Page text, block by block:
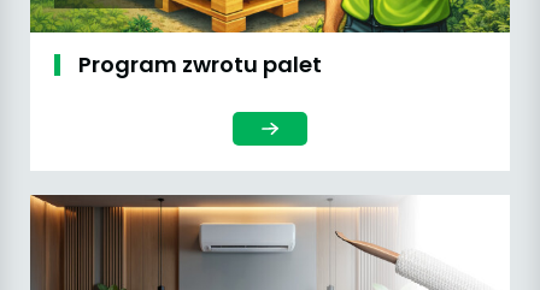
Program zwrotu palet